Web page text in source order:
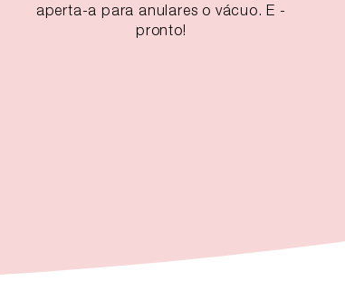
aperta-a para anulares o vácuo. E -
pronto!